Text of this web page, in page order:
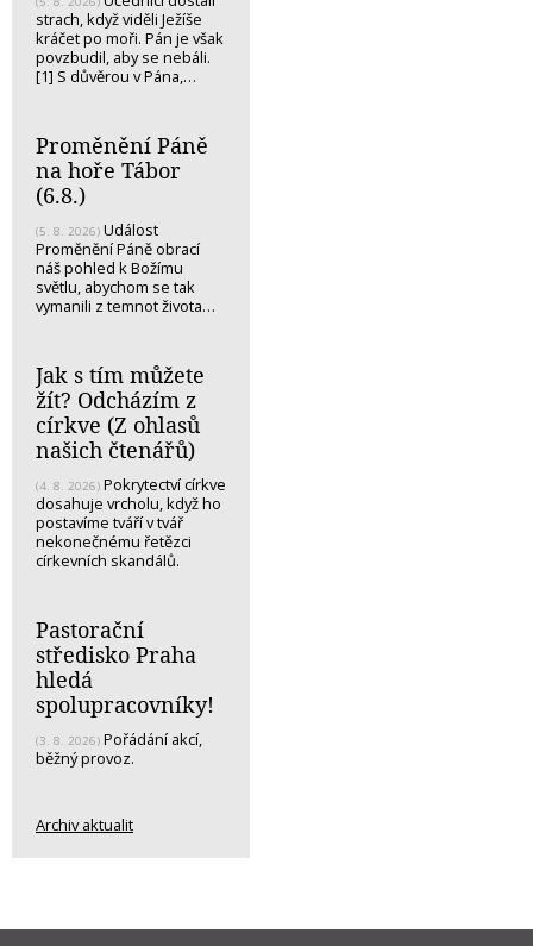
strach, když viděli Ježíše
kráčet po moři. Pán je však
povzbudil, aby se nebáli.
[1] S důvěrou v Pána,…
Proměnění Páně
na hoře Tábor
(6.8.)
(5. 8. 2026) Událost
Proměnění Páně obrací
náš pohled k Božímu
světlu, abychom se tak
vymanili z temnot života…
Jak s tím můžete
žít? Odcházím z
církve (Z ohlasů
našich čtenářů)
(4. 8. 2026) Pokrytectví církve
dosahuje vrcholu, když ho
postavíme tváří v tvář
nekonečnému řetězci
církevních skandálů.
Pastorační
středisko Praha
hledá
spolupracovníky!
(3. 8. 2026) Pořádání akcí,
běžný provoz.
Archiv aktualit